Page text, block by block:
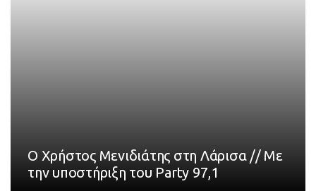
Ο Χρήστος Μενιδιάτης στη Λάρισα // Με
την υποστήριξη του Party 97,1